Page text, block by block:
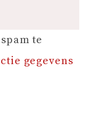
te
gegevens